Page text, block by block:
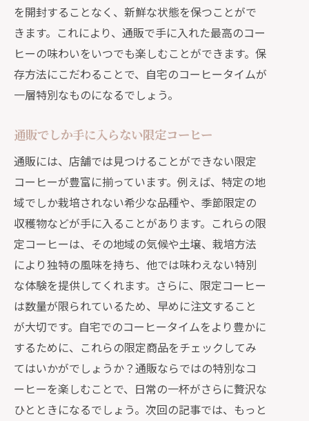
を開封することなく、新鮮な状態を保つことがで
きます。これにより、通販で手に入れた最高のコー
ヒーの味わいをいつでも楽しむことができます。保
存方法にこだわることで、自宅のコーヒータイムが
一層特別なものになるでしょう。
通販でしか手に入らない限定コーヒー
通販には、店舗では見つけることができない限定
コーヒーが豊富に揃っています。例えば、特定の地
域でしか栽培されない希少な品種や、季節限定の
収穫物などが手に入ることがあります。これらの限
定コーヒーは、その地域の気候や土壌、栽培方法
により独特の風味を持ち、他では味わえない特別
な体験を提供してくれます。さらに、限定コーヒー
は数量が限られているため、早めに注文すること
が大切です。自宅でのコーヒータイムをより豊かに
するために、これらの限定商品をチェックしてみ
てはいかがでしょうか？通販ならではの特別なコ
ーヒーを楽しむことで、日常の一杯がさらに贅沢な
ひとときになるでしょう。次回の記事では、もっと